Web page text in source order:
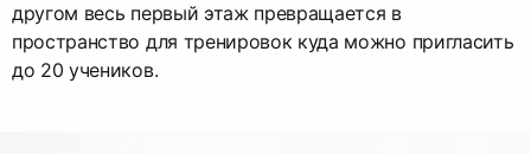
другом весь первый этаж превращается в
пространство для тренировок куда можно пригласить
до 20 учеников.